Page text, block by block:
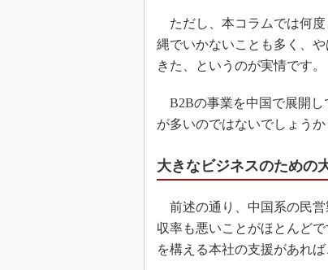
ただし、本コラムでは何度
縄でいかないことも多く、
きた、というのが実情です。
B2Bの事業を中国で展開し
が多いのではないでしょうか
大きなビジネスのための
前述の通り、中国系の民営
収率も悪いことがほとんど
を構える本社の支援があれば